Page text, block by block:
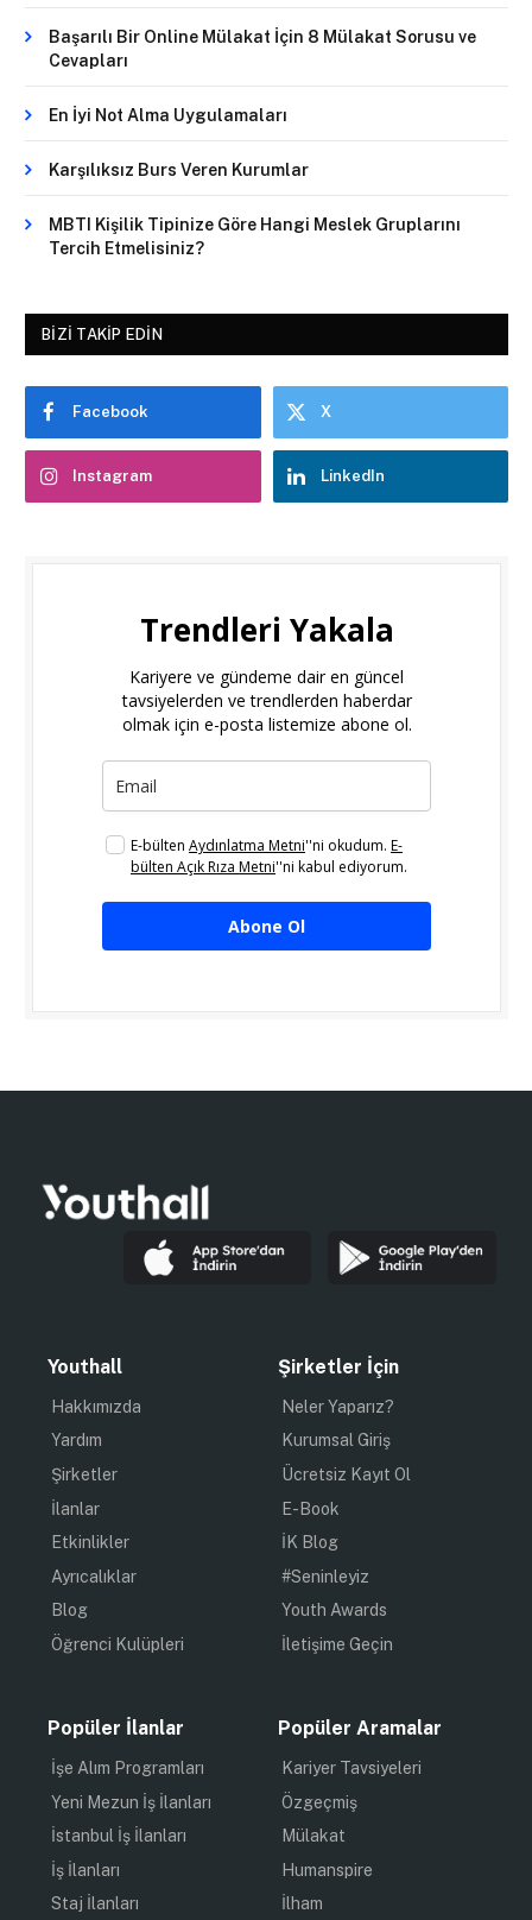
Başarılı Bir Online Mülakat İçin 8 Mülakat Sorusu ve
Cevapları
En İyi Not Alma Uygulamaları
Karşılıksız Burs Veren Kurumlar
MBTI Kişilik Tipinize Göre Hangi Meslek Gruplarını
Tercih Etmelisiniz?
BIZI TAKIP EDIN
Facebook X
Instagram LinkedIn
Trendleri Yakala
Kariyere ve gündeme dair en güncel
tavsiyelerden ve trendlerden haberdar
olmak için e-posta listemize abone ol.
E-bülten Aydınlatma Metni''ni okudum. E-
bülten Açık Rıza Metni''ni kabul ediyorum.
Abone Ol
Youthall
Hakkımızda
Yardım
Şirketler
İlanlar
Etkinlikler
Ayrıcalıklar
Blog
Öğrenci Kulüpleri
Şirketler İçin
Neler Yaparız?
Kurumsal Giriş
Ücretsiz Kayıt Ol
E-Book
İK Blog
#Seninleyiz
Youth Awards
İletişime Geçin
Popüler İlanlar
İşe Alım Programları
Yeni Mezun İş İlanları
İstanbul İş İlanları
İş İlanları
Staj İlanları
Popüler Aramalar
Kariyer Tavsiyeleri
Özgeçmiş
Mülakat
Humanspire
İlham